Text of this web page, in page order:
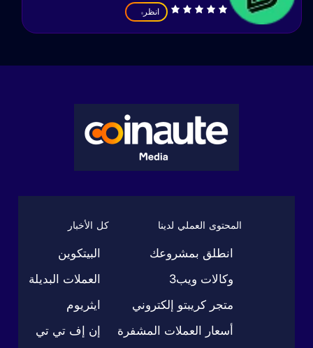
انظر
كل الأخبار
البيتكوين
العملات البديلة
ايثريوم
إن إف تي تي
المحتوى العملي لدينا
انطلق بمشروعك
وكالات ويب3
متجر كريبتو إلكتروني
أسعار العملات المشفرة